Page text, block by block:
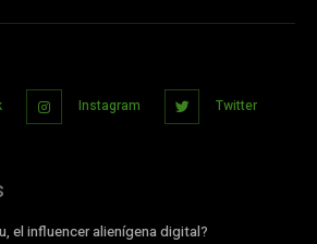
Instagram Twitter
el influencer alienígena digital?